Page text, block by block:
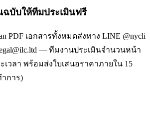
ฉบับให้ทีมประเมินฟรี
PDF เอกสารทั้งหมดส่งทาง LINE @nycli
— ทีมงานประเมินจำนวนหน้า
เวลา พร้อมส่งใบเสนอราคาภายใน 15
ำการ)